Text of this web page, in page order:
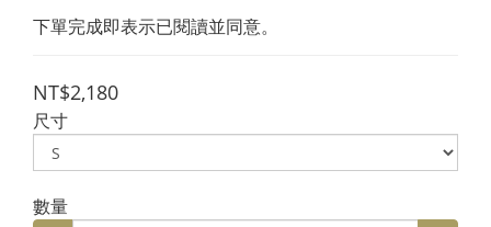
下單完成即表示已閱讀並同意。
NT$2,180
尺寸
數量